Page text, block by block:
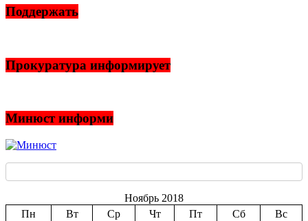
Поддержать
Прокуратура информирует
Минюст информи
Ноябрь 2018
Пн
Вт Ср Чт Пт Сб
Вс